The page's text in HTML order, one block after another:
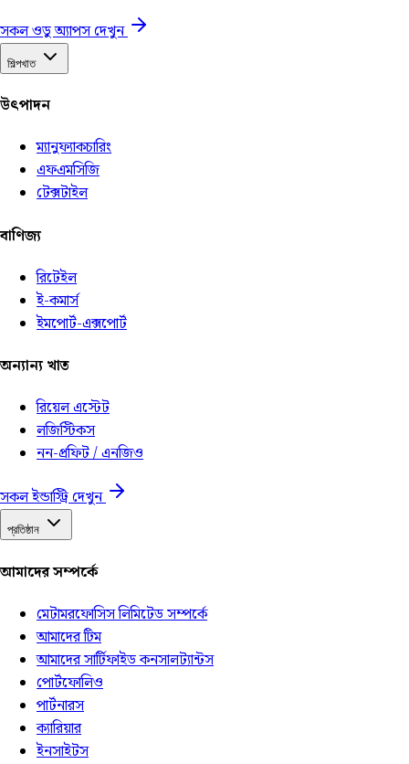
সকল ওডু অ্যাপস দেখুন
শিল্পখাত
উৎপাদন
ম্যানুফ্যাকচারিং
এফএমসিজি
টেক্সটাইল
বাণিজ্য
রিটেইল
ই-কমার্স
ইমপোর্ট-এক্সপোর্ট
অন্যান্য খাত
রিয়েল এস্টেট
লজিস্টিকস
নন-প্রফিট / এনজিও
সকল ইন্ডাস্ট্রি দেখুন
প্রতিষ্ঠান
আমাদের সম্পর্কে
মেটামরফোসিস লিমিটেড সম্পর্কে
আমাদের টিম
আমাদের সার্টিফাইড কনসালট্যান্টস
পোর্টফোলিও
পার্টনারস
ক্যারিয়ার
ইনসাইটস